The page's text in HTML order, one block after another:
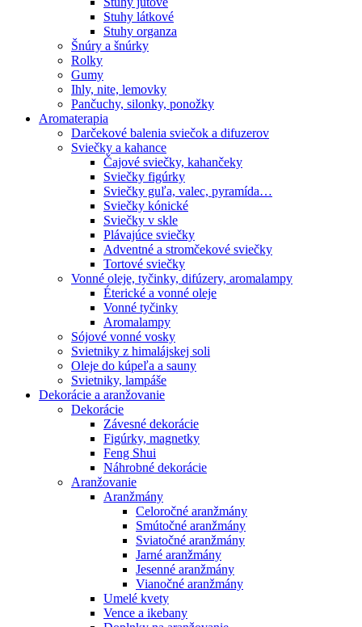
Stuhy látkové
Stuhy organza
Šnúry a šnúrky
Rolky
Gumy
Ihly, nite, lemovky
Pančuchy, silonky, ponožky
Aromaterapia
Darčekové balenia sviečok a difuzerov
Sviečky a kahance
Čajové sviečky, kahančeky
Sviečky figúrky
Sviečky guľa, valec, pyramída…
Sviečky kónické
Sviečky v skle
Plávajúce sviečky
Adventné a stromčekové sviečky
Tortové sviečky
Vonné oleje, tyčinky, difúzery, aromalampy
Éterické a vonné oleje
Vonné tyčinky
Aromalampy
Sójové vonné vosky
Svietniky z himalájskej soli
Oleje do kúpeľa a sauny
Svietniky, lampáše
Dekorácie a aranžovanie
Dekorácie
Závesné dekorácie
Figúrky, magnetky
Feng Shui
Náhrobné dekorácie
Aranžovanie
Aranžmány
Celoročné aranžmány
Smútočné aranžmány
Sviatočné aranžmány
Jarné aranžmány
Jesenné aranžmány
Vianočné aranžmány
Umelé kvety
Vence a ikebany